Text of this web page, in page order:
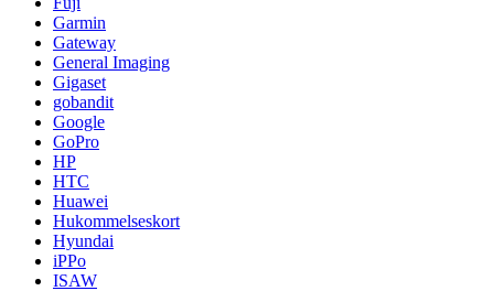
Garmin
Gateway
General Imaging
Gigaset
gobandit
Google
GoPro
HP
HTC
Huawei
Hukommelseskort
Hyundai
iPPo
ISAW